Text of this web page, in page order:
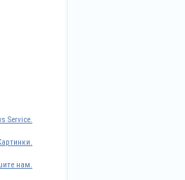
Service.
нам.